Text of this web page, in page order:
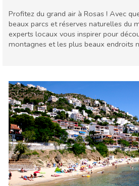
Profitez du grand air à Rosas ! Avec
beaux parcs et réserves naturelles du
experts locaux vous inspirer pour
montagnes et les plus beaux endroits
Enfants & famille
Musée & Art
Plages
Sports & aventure